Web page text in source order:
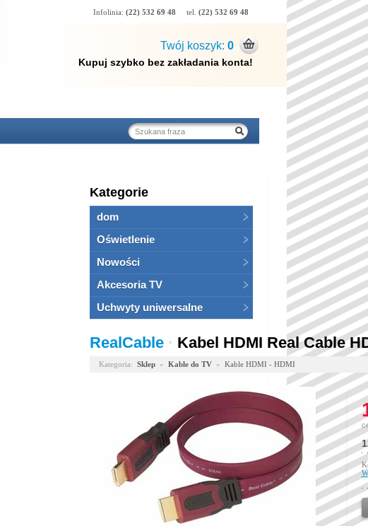
Infolinia: (22) 532 69 48 tel. (22) 532 69 48
Twój koszyk: 0
Kupuj szybko bez zakładania konta!
Kategorie
dom
Oświetlenie
Nowości
Akcesoria TV
Uchwyty uniwersalne
RealCable · Kabel HDMI Real Cable
Kategoria: Sklep» Kable do TV» Kable HDMI - HDMI